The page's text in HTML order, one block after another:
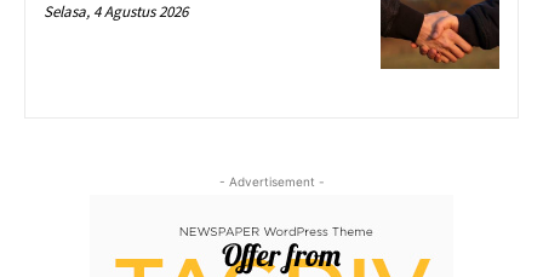
Selasa, 4 Agustus 2026
- Advertisement -